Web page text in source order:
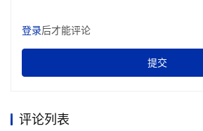
产品特性：
 标准19”/ 2U高机架式机箱设计
 本机提供4个主机通道，可不透
登录后才能评论
提交
评论列表